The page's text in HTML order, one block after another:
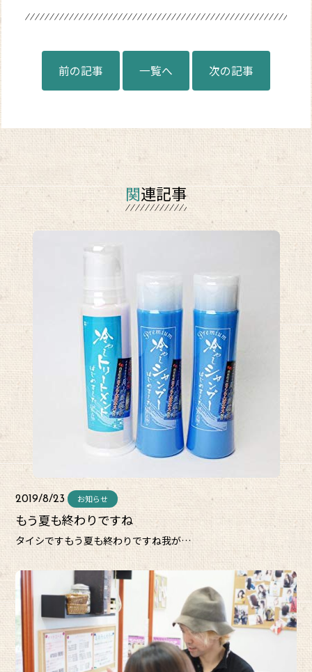
前の記事 一覧へ 次の記事
関連記事
2019/8/23 お知らせ
もう夏も終わりですね
タイシですもう夏も終わりですね我が…